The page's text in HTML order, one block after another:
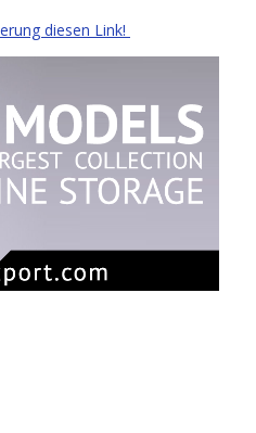
diesen Link!